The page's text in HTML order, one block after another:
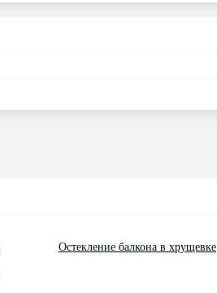
Остекление балкона в хрущевке